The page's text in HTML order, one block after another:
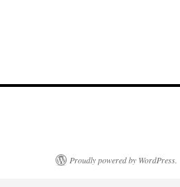
Proudly powered by WordPress.